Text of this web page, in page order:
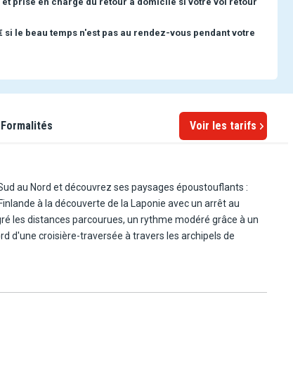
si le beau temps n'est pas au rendez-vous pendant votre
Formalités Voir les tarifs
au Nord et découvrez ses paysages époustouflants :
à la découverte de la Laponie avec un arrêt au
les distances parcourues, un rythme modéré grâce à un
d'une croisière-traversée à travers les archipels de